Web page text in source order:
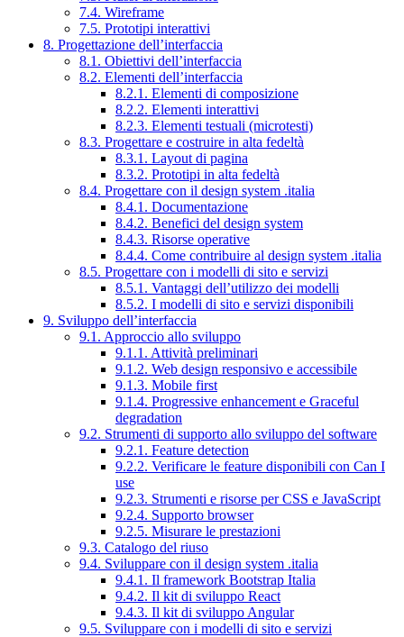
7.4. Wireframe
7.5. Prototipi interattivi
8. Progettazione dell’interfaccia
8.1. Obiettivi dell’interfaccia
8.2. Elementi dell’interfaccia
8.2.1. Elementi di composizione
8.2.2. Elementi interattivi
8.2.3. Elementi testuali (microtesti)
8.3. Progettare e costruire in alta fedeltà
8.3.1. Layout di pagina
8.3.2. Prototipi in alta fedeltà
8.4. Progettare con il design system .italia
8.4.1. Documentazione
8.4.2. Benefici del design system
8.4.3. Risorse operative
8.4.4. Come contribuire al design system .italia
8.5. Progettare con i modelli di sito e servizi
8.5.1. Vantaggi dell’utilizzo dei modelli
8.5.2. I modelli di sito e servizi disponibili
9. Sviluppo dell’interfaccia
9.1. Approccio allo sviluppo
9.1.1. Attività preliminari
9.1.2. Web design responsivo e accessibile
9.1.3. Mobile first
9.1.4. Progressive enhancement e Graceful
degradation
9.2. Strumenti di supporto allo sviluppo del software
9.2.1. Feature detection
9.2.2. Verificare le feature disponibili con Can I
use
9.2.3. Strumenti e risorse per CSS e JavaScript
9.2.4. Supporto browser
9.2.5. Misurare le prestazioni
9.3. Catalogo del riuso
9.4. Sviluppare con il design system .italia
9.4.1. Il framework Bootstrap Italia
9.4.2. Il kit di sviluppo React
9.4.3. Il kit di sviluppo Angular
9.5. Sviluppare con i modelli di sito e servizi